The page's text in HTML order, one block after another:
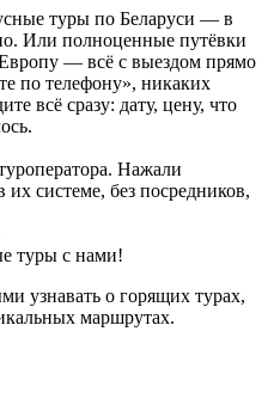
туры по Беларуси — в
Или полноценные путёвки
— всё с выездом прямо
по телефону», никаких
всё сразу: дату, цену, что
Нажали
системе, без посредников,
туры с нами!
узнавать о горящих турах,
маршрутах.